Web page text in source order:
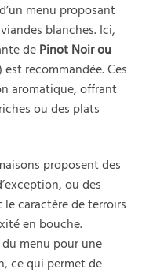
menu proposant
blanches. Ici,
de Pinot Noir ou
recommandée. Ces
aromatique, offrant
ou des plats
proposent des
ou des
le caractère de terroirs
en bouche.
menu pour une
ce qui permet de